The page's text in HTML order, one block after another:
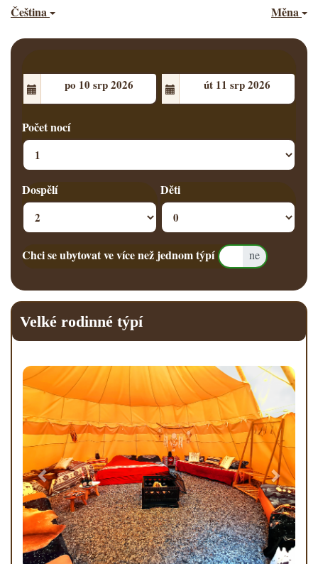
Čeština Měna
Počet nocí
Dospělí Děti
Chci se ubytovat ve více než jednom týpí
ano ne
Velké rodinné týpí
Previous Next